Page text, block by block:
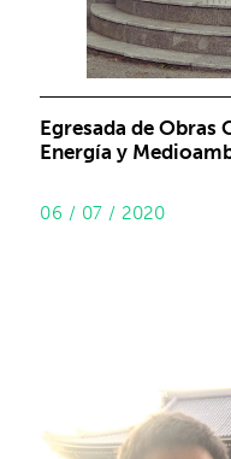
Egresada de Obras
Energía y
06 / 07 / 2020